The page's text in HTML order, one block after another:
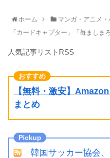
ホーム マンガ・アニメ・
「カードキャプター」「苺ましまろ
人気記事リストRSS
【無料・激安】
まとめ
韓国サッカー協会